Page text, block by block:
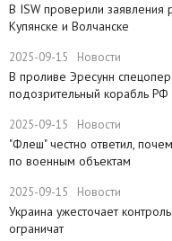
В ISW проверили
Купянске и Волчанске
2025-09-15 Новости
​В проливе Эресунн
подозрительный корабль РФ
2025-09-15 Новости
"Флеш" честно ответил,
по военным объектам
2025-09-15 Новости
Украина ужесточает
ограничат